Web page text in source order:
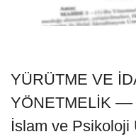
YÜRÜTME VE
YÖNETMELİK
İslam ve Psikoloji